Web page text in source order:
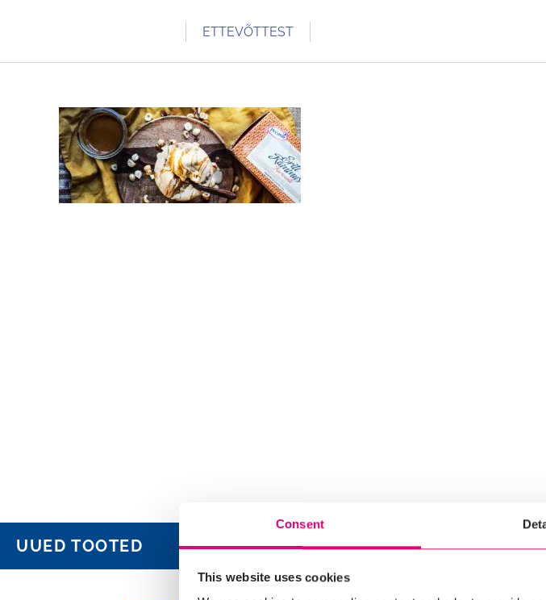
Consent
This website uses cookies
ETTEVÕTTEST
PREMIA 70
KONTAKT
TULE TÖÖLE
TOETAME
UUED TOOTED